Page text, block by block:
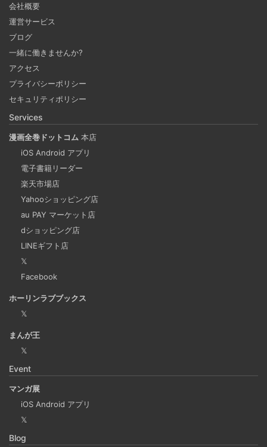
Coima + Rosetta 2 で、Apple Silicon 上で x86_64
の Docker イメージをビルドする (Docker desktop
やめる)
2025-03-24
Docker Desktop を使わずに、Mac で x86 の Docker イメ
ージのビルドをする手順を書いています。Colima と
Rosetta2 を使って、クロスアーキテクチャーでビルドする
方法です。Lima, QEmu, nerdctl の実例も記載しています。
2025-03-21
についてご紹介します。 Slackでは、業務で決めたことや会
議の開始前にリマインダーを設定しておくと、とても便利
です。 忙しいと、いくらスケジュールを頭に入れていて
も、仕事に没頭してしまい、他の業務や会議の開始時間を
過ぎてしまうことがあります。そんな経験がある方には、
この機能が非常に役立つと思います。
Laravelを使って簡単にReactを開発できる環境を作
成する
2025-03-18
Laravelを使って簡単にReactの開発環境を構築する。 以前
はPython（Django）＋React（TypeScript）で挫折した
が、今回は得意なPHP（Laravel）をバックエンドにするこ
とで、Reactの学習に集中できる環境を整える。 また、低
コストで構築し、トラブル時の原因特定を容易にすること
会社概要
運営サービス
ブログ
一緒に働きませんか?
アクセス
プライバシーポリシー
セキュリティポリシー
Services
漫画全巻ドットコム 本店
iOS Android アプリ
電子書籍リーダー
楽天市場店
Yahooショッピング店
au PAY マーケット店
dショッピング店
LINEギフト店
𝕏
Facebook
ホーリンラブブックス
𝕏
まんが王
𝕏
Event
マンガ展
iOS Android アプリ
𝕏
Blog